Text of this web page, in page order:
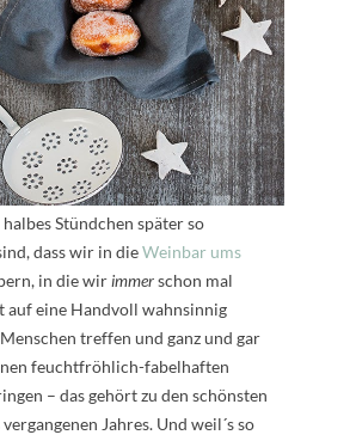
Stündchen später so
dass wir in dieWeinbar ums
in die wirimmerschon mal
auf eine Handvoll wahnsinnig
treffen und ganz und gar
feuchtfröhlich-fabelhaften
– das gehört zu den schönsten
Jahres. Und weil´s so